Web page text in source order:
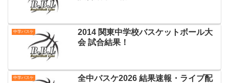
中学バスケ
2014 関東中学校バスケットボール大
会 試合結果！
中学バスケ
全中バスケ2026 結果速報・ライブ配